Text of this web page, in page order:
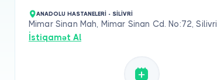
ANADOLU HASTANELERİ - SİLİVRİ
Mimar Sinan Mah, Mimar Sinan Cd. No:72, Silivri
İstiqamət Al